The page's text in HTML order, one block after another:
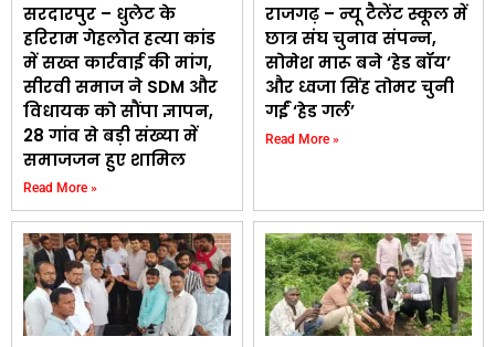
सरदारपुर – धुलेट के
हरिराम गेहलोत हत्या कांड
में सख्त कार्रवाई की मांग,
सीरवी समाज ने SDM और
विधायक को सौंपा ज्ञापन,
28 गांव से बड़ी संख्या में
समाजजन हुए शामिल
Read More »
राजगढ़ – न्यू टैलेंट स्कूल में
छात्र संघ चुनाव संपन्न,
सोमेश मारू बने ‘हेड बॉय’
और ध्वजा सिंह तोमर चुनी
गईं ‘हेड गर्ल’
Read More »